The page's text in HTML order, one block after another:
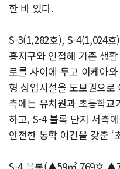
한 바 있다.
S-3(1,282호), S-4(1,024
흥지구와 인접해 기존 생
로를 사이에 두고 이케아
형 상업시설을 도보권으
측에는 유치원과 초등학
하고, S-4 블록 단지 서측
안전한 통학 여건을 갖춘 ‘